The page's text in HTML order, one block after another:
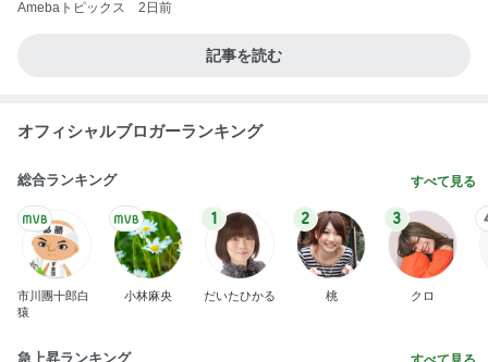
Amebaトピックス 2日前
記事を読む
オフィシャルブロガーランキング
総合ランキング すべて見る
市川團十郎白
猿
小林麻央
1
だいたひかる
2
桃
3
クロ
急上昇ランキング